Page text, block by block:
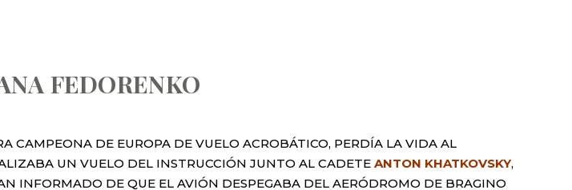
FEDORENKO
CAMPEONA DE EUROPA DE VUELO ACROBÁTICO, PERDÍA LA VIDA AL
UN VUELO DEL INSTRUCCIÓN JUNTO AL CADETE ANTON KHATKOVSKY,
INFORMADO DE QUE EL AVIÓN DESPEGABA DEL AERÓDROMO DE BRAGINO